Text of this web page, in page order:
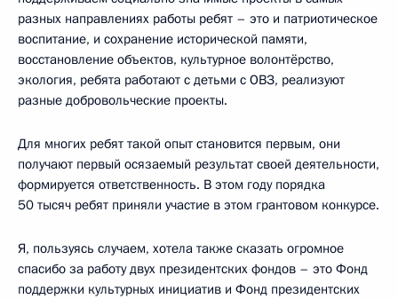
разных направлениях работы ребят – это и патриотическое
воспитание, и сохранение исторической памяти,
восстановление объектов, культурное волонтёрство,
экология, ребята работают с детьми с ОВЗ, реализуют
разные добровольческие проекты.
Для многих ребят такой опыт становится первым, они
получают первый осязаемый результат своей деятельности,
формируется ответственность. В этом году порядка
50 тысяч ребят приняли участие в этом грантовом конкурсе.
Я, пользуясь случаем, хотела также сказать огромное
спасибо за работу двух президентских фондов – это Фонд
поддержки культурных инициатив и Фонд президентских